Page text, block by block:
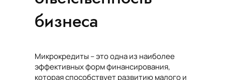
бизнеса
Микрокредиты – это одна из наиболее
эффективных форм финансирования,
которая способствует развитию малого и